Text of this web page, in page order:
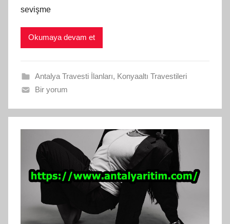
sevişme
Okumaya devam et
Antalya Travesti İlanları, Konyaaltı Travestileri
Bir yorum